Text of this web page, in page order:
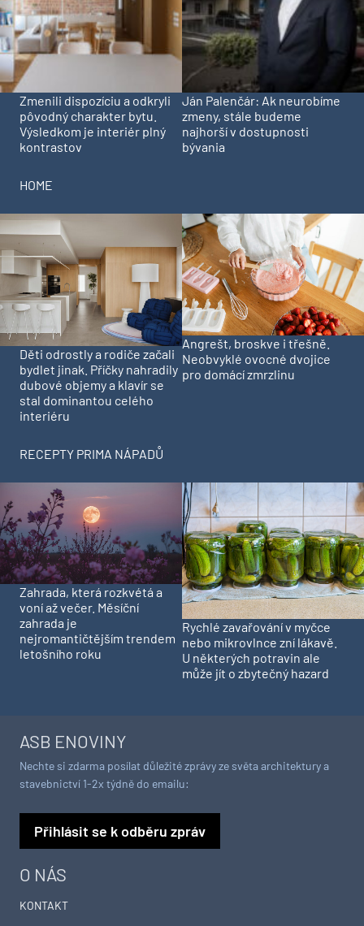
Zmenili dispozíciu a odkryli
pôvodný charakter bytu.
Výsledkom je interiér plný
kontrastov
Ján Palenčár: Ak neurobíme
zmeny, stále budeme
najhorší v dostupnosti
bývania
HOME
Děti odrostly a rodiče začali
bydlet jinak. Příčky nahradily
dubové objemy a klavír se
stal dominantou celého
interiéru
Angrešt, broskve i třešně.
Neobvyklé ovocné dvojice
pro domácí zmrzlinu
RECEPTY PRIMA NÁPADŮ
Zahrada, která rozkvétá a
voní až večer. Měsíční
zahrada je
nejromantičtějším trendem
letošního roku
Rychlé zavařování v myčce
nebo mikrovlnce zní lákavě.
U některých potravin ale
může jít o zbytečný hazard
O NÁS
KONTAKT
ASB ENOVINY
Nechte si zdarma posílat důležité zprávy ze světa architektury a
stavebnictví 1-2x týdně do emailu:
Přihlásit se k odběru zpráv